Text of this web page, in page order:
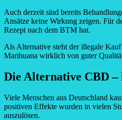
Auch derzeit sind bereits
Ansätze keine Wirkung zeigen. Für
Rezept nach dem BTM hat.
Als Alternative steht der illegale Kauf
Marihuana wirklich von guter
Die Alternative CBD –
Viele Menschen aus Deutschland
positiven Effekte wurden in vielen
auszulösen.